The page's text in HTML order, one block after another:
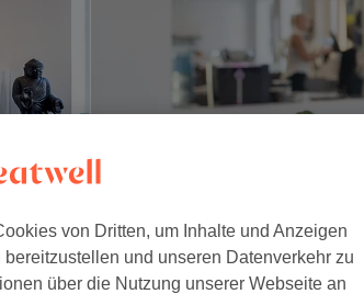
von Dritten, um Inhalte und Anzeigen
und unseren Datenverkehr zu
über die Nutzung unserer Webseite an